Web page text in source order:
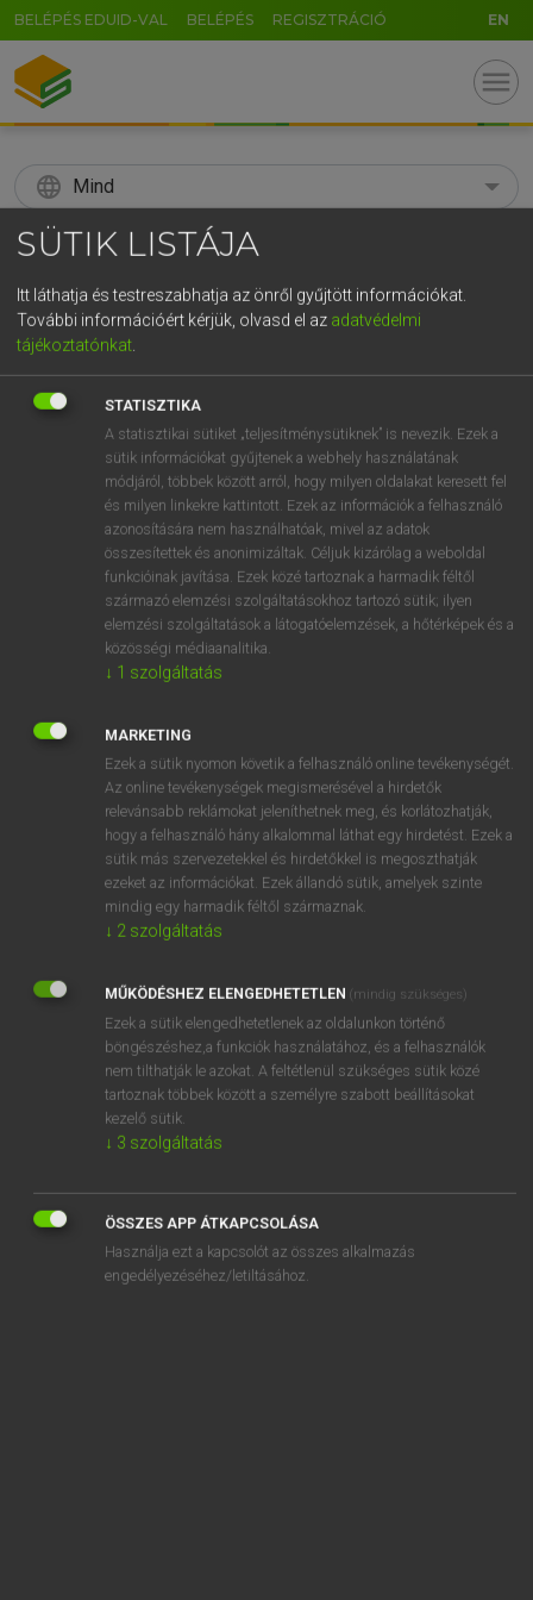
BELÉPÉS EDUID-VAL BELÉPÉS REGISZTRÁCIÓ EN
menu
language Mind
search
KERESÉS
Díjmentes angol szótár
ige vmrőlfall from/off (sg)
tumble down (from sg)
keresése szótárainkban
DÍJMENTES ANGOL SZÓTÁR
lefolytat
lefordíthatatlan
lefoszlik
MICROSOFT OFFICE BŐVÍTMÉNY
BEÉPÜLŐ SZÓTÁRMODUL
ONLINE NYELVVIZSGA
SÜTIK LISTÁJA
Itt láthatja és testreszabhatja az önről gyűjtött információkat.
További információért kérjük, olvasd el az adatvédelmi
tájékoztatónkat
STATISZTIKA
A statisztikai sütiket „teljesítménysütiknek” is nevezik. Ezek a
sütik információkat gyűjtenek a webhely használatának
módjáról, többek között arról, hogy milyen oldalakat keresett fel
és milyen linkekre kattintott. Ezek az információk a felhasználó
azonosítására nem használhatóak, mivel az adatok
összesítettek és anonimizáltak. Céljuk kizárólag a weboldal
funkcióinak javítása. Ezek közé tartoznak a harmadik féltől
származó elemzési szolgáltatásokhoz tartozó sütik; ilyen
elemzési szolgáltatások a látogatóelemzések, a hőtérképek és a
közösségi médiaanalitika.
↓ 1 szolgáltatás
MARKETING
Ezek a sütik nyomon követik a felhasználó online tevékenységét.
Az online tevékenységek megismerésével a hirdetők
relevánsabb reklámokat jeleníthetnek meg, és korlátozhatják,
hogy a felhasználó hány alkalommal láthat egy hirdetést. Ezek a
sütik más szervezetekkel és hirdetőkkel is megoszthatják
ezeket az információkat. Ezek állandó sütik, amelyek szinte
mindig egy harmadik féltől származnak.
↓ 2 szolgáltatás
MŰKÖDÉSHEZ ELENGEDHETETLEN (mindig szükséges)
Ezek a sütik elengedhetetlenek az oldalunkon történő
böngészéshez,a funkciók használatához, és a felhasználók
nem tilthatják le azokat. A feltétlenül szükséges sütik közé
tartoznak többek között a személyre szabott beállításokat
kezelő sütik.
↓ 3 szolgáltatás
ÖSSZES APP ÁTKAPCSOLÁSA
Használja ezt a kapcsolót az összes alkalmazás
engedélyezéséhez/letiltásához.
GR
5 6 7 8 9 ö ü ó
r t z u i o p ő ú
k l ű
n m , . - AltGr